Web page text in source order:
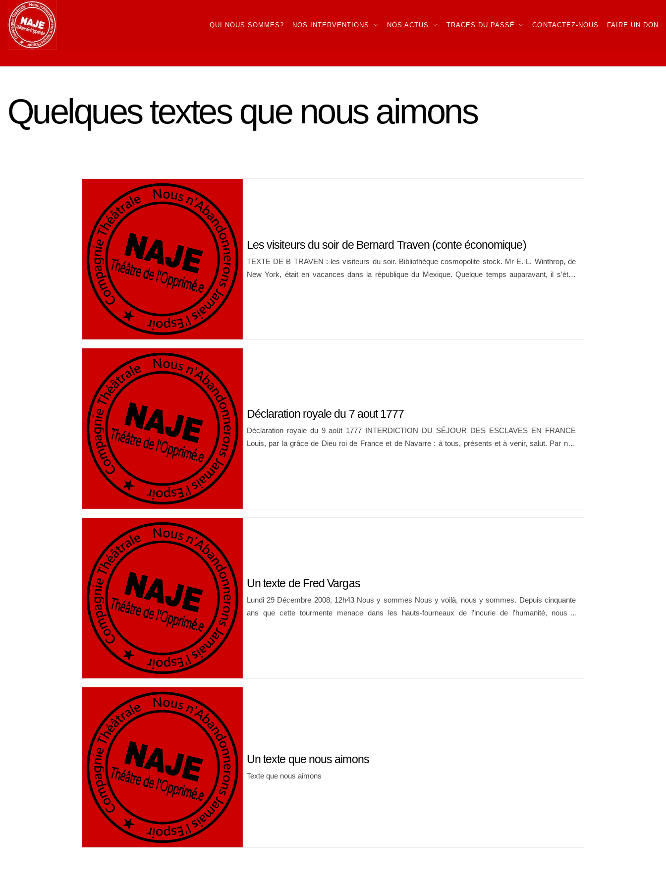
QUI NOUS SOMMES? NOS INTERVENTIONS NOS ACTUS TRACES DU PASSÉ CONTACTEZ-NOUS FAIRE UN DON
Quelques textes que nous aimons
Les visiteurs du soir de Bernard Traven (conte économique)
TEXTE DE B TRAVEN : les visiteurs du soir. Bibliothèque cosmopolite stock. Mr E. L. Winthrop, de
New York, était en vacances dans la république du Mexique. Quelque temps auparavant, il s’était
Déclaration royale du 7 aout 1777
Déclaration royale du 9 août 1777 INTERDICTION DU SÉJOUR DES ESCLAVES EN FRANCE
Louis, par la grâce de Dieu roi de France et de Navarre : à tous, présents et à venir, salut. Par nos
Un texte de Fred Vargas
Lundi 29 Décembre 2008, 12h43 Nous y sommes Nous y voilà, nous y sommes. Depuis cinquante
ans que cette tourmente menace dans les hauts-fourneaux de l’incurie de l’humanité, nous y
Un texte que nous aimons
Texte que nous aimons